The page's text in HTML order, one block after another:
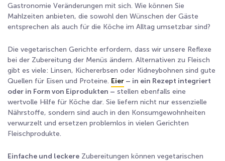
Gastronomie Veränderungen mit sich. Wie können Sie
Mahlzeiten anbieten, die sowohl den Wünschen der Gäste
entsprechen als auch für die Köche im Alltag umsetzbar sind?
Die vegetarischen Gerichte erfordern, dass wir unsere Reflexe
bei der Zubereitung der Menüs ändern. Alternativen zu Fleisch
gibt es viele: Linsen, Kichererbsen oder Kidneybohnen sind gute
Quellen für Eisen und Proteine. Eier – in ein Rezept integriert
oder in Form von Eiprodukten – stellen ebenfalls eine
wertvolle Hilfe für Köche dar. Sie liefern nicht nur essenzielle
Nährstoffe, sondern sind auch in den Konsumgewohnheiten
verwurzelt und ersetzen problemlos in vielen Gerichten
Fleischprodukte.
Einfache und leckere Zubereitungen können vegetarischen